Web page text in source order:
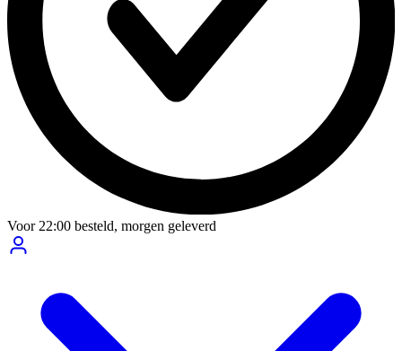
Voor22:00 besteld, morgen geleverd